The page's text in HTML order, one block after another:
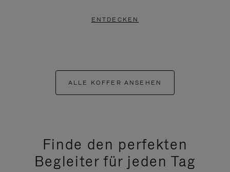
ENTDECKEN
ALLE KOFFER ANSEHEN
Finde den perfekten
Begleiter für jeden Tag